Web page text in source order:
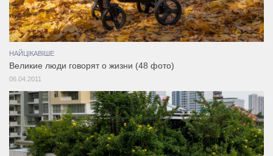
НАЙЦІКАВІШЕ
Великие люди говорят о жизни (48 фото)
06.04.2011